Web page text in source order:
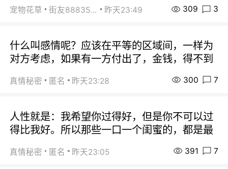
宠物花草 街友88835518 昨天23:49 309 3
什么叫感情呢？应该在平等的区域间，一样为
对方考虑，如果有一方付出了，金钱，得不到
真情秘密 匿名 昨天23:28 300 7
人性就是：我希望你过得好，但是你不可以过
得比我好。所以那些一口一个闺蜜的，都是最
真情秘密 匿名 昨天23:05 391 7